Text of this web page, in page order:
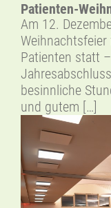
Patienten-
Am 12.
Patienten statt
besinnliche
und gutem […]